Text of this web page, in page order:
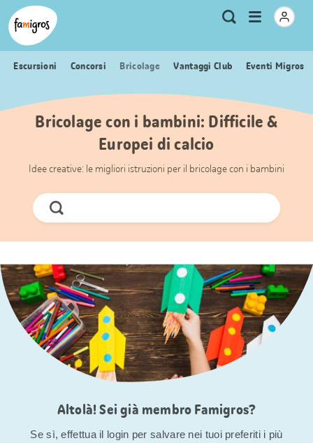
Navigazione
segnalibri
Header
Logo Metanavigazione
Ricerca
Apri
menu
Escursioni Concorsi Bricolage Vantaggi Club Eventi Migros
Bricolage con i bambini: Difficile &
Europei di calcio
Idee creative: le migliori istruzioni per il bricolage con i bambini
Cerca
ora
Altolà! Sei già membro Famigros?
Se sì, effettua il login per salvare nei tuoi preferiti i più